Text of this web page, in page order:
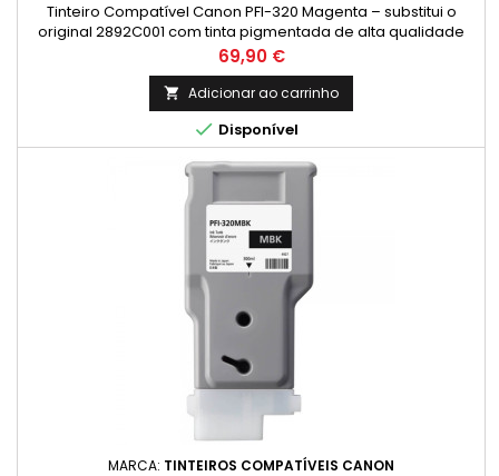
Tinteiro Compatível Canon PFI-320 Magenta – substitui o
original 2892C001 com tinta pigmentada de alta qualidade
para impressões duradouras. Capacidade: 300ml
Preço
69,90 €
 Adicionar ao carrinho
 Disponível
MARCA: TINTEIROS COMPATÍVEIS CANON